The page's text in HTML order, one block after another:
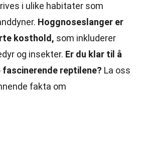
i ulike habitater som
Hoggnoseslanger er
kosthold, som inkluderer
og insekter. Er du klar til å
fascinerende reptilene? La oss
fakta om